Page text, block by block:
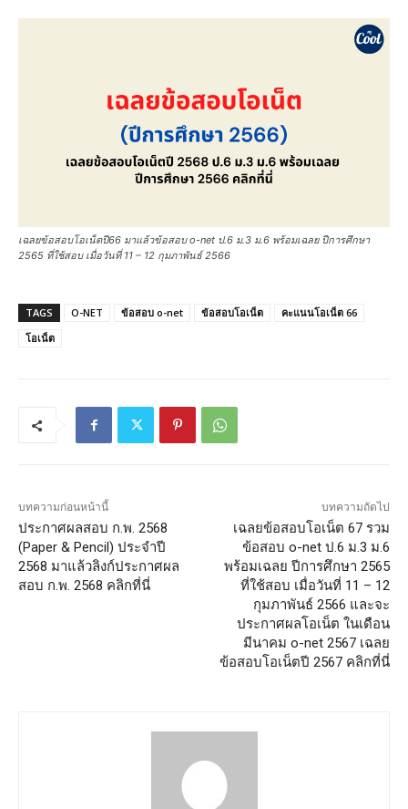
เฉลยข้อสอบโอเน็ตปี66 มาแล้วข้อสอบ o-net ป.6 ม.3 ม.6 พร้อมเฉลย ปีการศึกษา
2565 ที่ใช้สอบ เมื่อวันที่ 11 – 12 กุมภาพันธ์ 2566
TAGS O-NET ข้อสอบ o-net ข้อสอบโอเน็ต
คะแนนโอเน็ต 66
โอเน็ต
บทความก่อนหน้านี้
ประกาศผลสอบ ก.พ. 2568
(Paper & Pencil) ประจำปี
2568 มาแล้วลิงก์ประกาศผล
สอบ ก.พ. 2568 คลิกที่นี่
บทความถัดไป
เฉลยข้อสอบโอเน็ต 67 รวม
ข้อสอบ o-net ป.6 ม.3 ม.6
พร้อมเฉลย ปีการศึกษา 2565
ที่ใช้สอบ เมื่อวันที่ 11 – 12
กุมภาพันธ์ 2566 และจะ
ประกาศผลโอเน็ต ในเดือน
มีนาคม o-net 2567 เฉลย
ข้อสอบโอเน็ตปี 2567 คลิกที่นี่